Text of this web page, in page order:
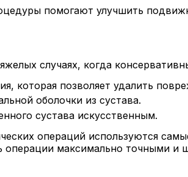
помогают улучшить
случаях, когда
которая позволяет удалить
оболочки из сустава.
сустава искусственным.
операций используются
операции максимально точными